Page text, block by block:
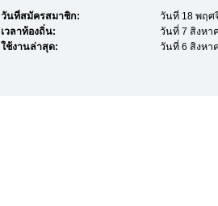
วันที่สมัครสมาชิก:
วันที่ 18 พฤศ
เวลาท้องถิ่น:
วันที่ 7 สิงหา
ใช้งานล่าสุด:
วันที่ 6 สิงหา